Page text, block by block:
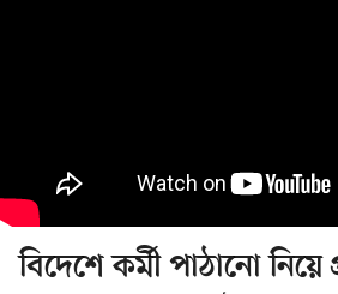
বিদেশে কর্মী পাঠানো নিয়ে